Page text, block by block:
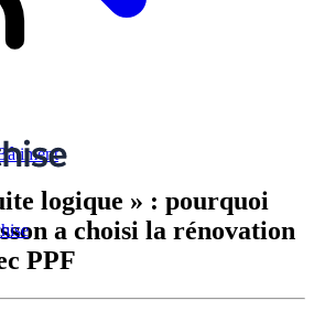
logique » : pourquoi
a choisi la rénovation
PPF